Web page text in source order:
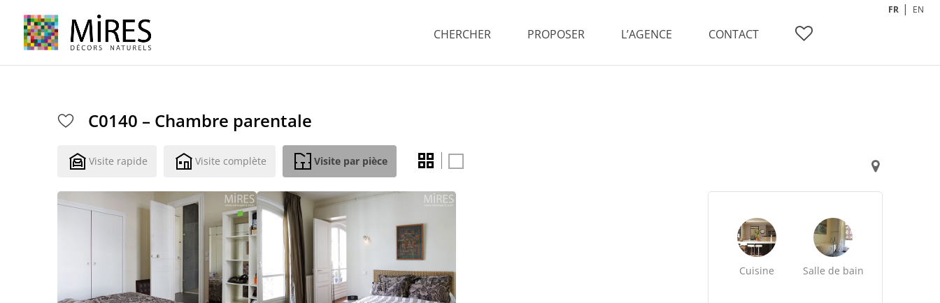
CHERCHER PROPOSER L’AGENCE CONTACT
FR EN
C0140 – Chambre parentale
Visite rapide Visite complète Visite par pièce
Cuisine Salle de bain